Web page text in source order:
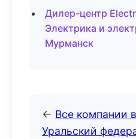
Дилер-центр
Электрика и
Мурманск
← Все компании
Уральский